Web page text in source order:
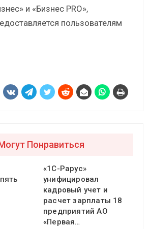
и «Бизнес PRO»,
пользователям
Понравиться
«1С-Рарус»
унифицировал
кадровый учет и
расчет зарплаты 18
предприятий АО
«Первая…